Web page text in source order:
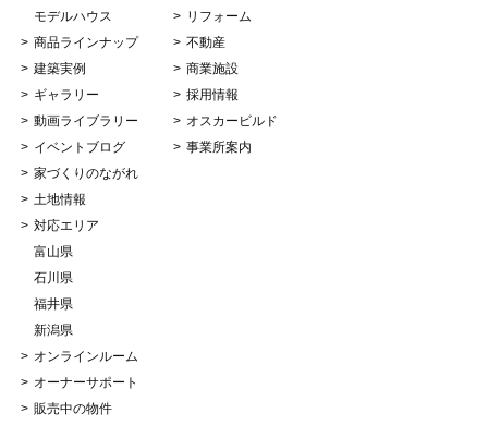
モデルハウス
商品ラインナップ
建築実例
ギャラリー
動画ライブラリー
イベントブログ
家づくりのながれ
土地情報
対応エリア
富山県
石川県
福井県
新潟県
オンラインルーム
オーナーサポート
販売中の物件
リフォーム
不動産
商業施設
採用情報
オスカービルド
事業所案内